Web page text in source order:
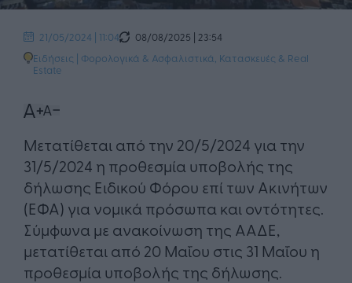
21/05/2024 | 11:04
08/08/2025 | 23:54
Ειδήσεις | Φορολογικά & Ασφαλιστικά Κατασκευές & Real
Estate
Μετατίθεται από την 20/5/2024 για την
31/5/2024 η προθεσμία υποβολής της
δήλωσης Ειδικού Φόρου επί των Ακινήτων
(ΕΦΑ) για νομικά πρόσωπα και οντότητες.
Σύμφωνα με ανακοίνωση της ΑΑΔΕ,
μετατίθεται από 20 Μαΐου στις 31 Μαΐου η
προθεσμία υποβολής της δήλωσης.